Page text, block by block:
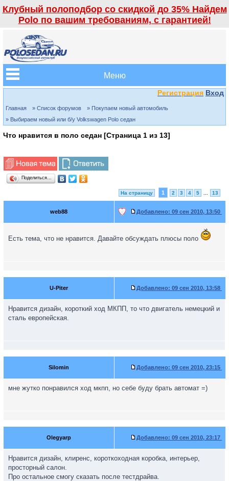
Клубный полоподбор со скидкой до 35% Найдем
Polo по вашим требованиям, с гарантией!
Меню
Регистрация Вход
Главная » Список форумов
» Покупаем новый автомобиль
» Выбираем новый или б/у Volkswagen Polo седан
Что нравится в поло седан [Страница 1 из 13]
Поделиться…
На страницу 1 2 3 4 5 13
web88 Добавлено: 09 сен 2010, 13:50
Есть тема, что не нравится. Давайте обсуждать плюсы поло
U-Piter Добавлено: 09 сен 2010, 13:58
Нравится дизайн, короткий ход МКПП, то что двигатель немецкий и
сталь европейская.
Silomin Добавлено: 09 сен 2010, 23:15
мне жутко понравился ход мкпп, но себе буду брать автомат =)
Olegyarp Добавлено: 09 сен 2010, 23:17
Нравится дизайн, клиренс, короткоходная коробка, интерьер,
просторный салон.
Про остальное смогу сказать после тестдрайва.